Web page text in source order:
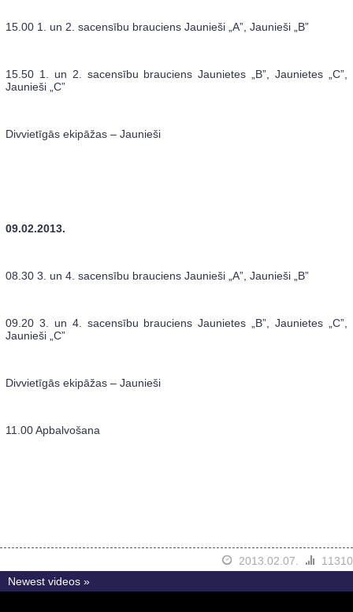
15.00 1. un 2. sacensību brauciens Jaunieši „A”, Jaunieši „B”
15.50 1. un 2. sacensību brauciens Jaunietes „B”, Jaunietes „C”,
Jaunieši „C”
Divvietīgās ekipāžas – Jaunieši
09.02.2013.
08.30 3. un 4. sacensību brauciens Jaunieši „A”, Jaunieši „B”
09.20 3. un 4. sacensību brauciens Jaunietes „B”, Jaunietes „C”,
Jaunieši „C”
Divvietīgās ekipāžas – Jaunieši
11.00 Apbalvošana
2013.02.07.
11310
Newest videos »